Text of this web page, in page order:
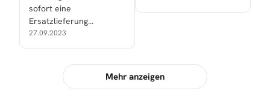
sofort eine
Ersatzlieferung
zukommen lassen.
27.09.2023
Mehr anzeigen